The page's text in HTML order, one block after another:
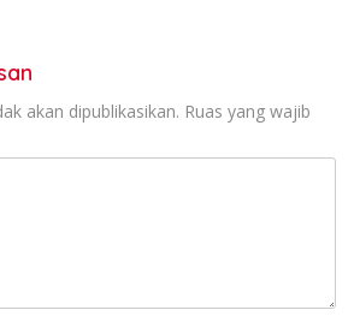
akan dipublikasikan. Ruas yang wajib